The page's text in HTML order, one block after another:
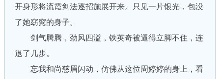
开身形将流霞剑法逐招施展开来。只见一片银光，包没
了她窈窕的身子。
剑气腾腾，劲风四溢，铁英奇被逼得立脚不住，连
退了几步。
忘我和尚慈眉闪动，仿佛从这位周婷婷的身上，看